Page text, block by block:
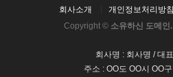
회사소개 개인정보처리방침
Copyright © 소유하신 도메인.
회사명 : 회사명 / 대
주소 : OO도 OO시 OO